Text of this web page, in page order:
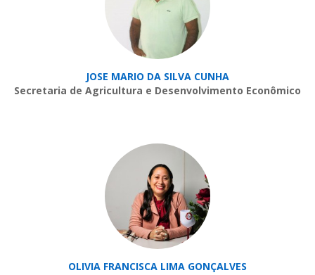
JOSE MARIO DA SILVA CUNHA
Secretaria de Agricultura e Desenvolvimento Econômico
OLIVIA FRANCISCA LIMA GONÇALVES